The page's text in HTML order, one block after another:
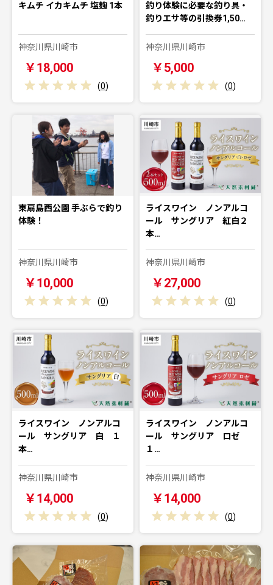
キムチ イカキムチ 塩麹 1本
神奈川県川崎市
￥18,000
(0)
釣り体験に必要な釣り具・
釣りエサ等の引換券1,50…
神奈川県川崎市
￥5,000
(0)
東扇島西公園 手ぶらで釣り
体験！
神奈川県川崎市
￥10,000
(0)
ライスワイン ノンアルコ
ール サングリア 紅白２
本…
神奈川県川崎市
￥27,000
(0)
ライスワイン ノンアルコ
ール サングリア 白 １
本…
神奈川県川崎市
￥14,000
(0)
ライスワイン ノンアルコ
ール サングリア ロゼ
１…
神奈川県川崎市
￥14,000
(0)